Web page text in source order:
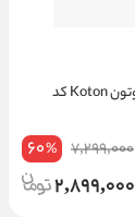
شلوار گرمکن زنانه کوتون Koton کد
7,299,000
60%
2,899,000